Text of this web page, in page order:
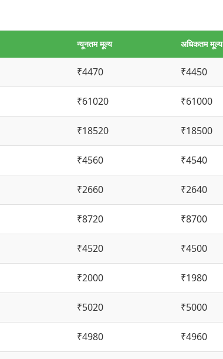
न्यूनतम मूल्य अधिकतम मूल्य
₹4470 ₹4450
₹61020 ₹61000
₹18520 ₹18500
₹4560 ₹4540
₹2660 ₹2640
₹8720 ₹8700
₹4520 ₹4500
₹2000 ₹1980
₹5020 ₹5000
₹4980 ₹4960